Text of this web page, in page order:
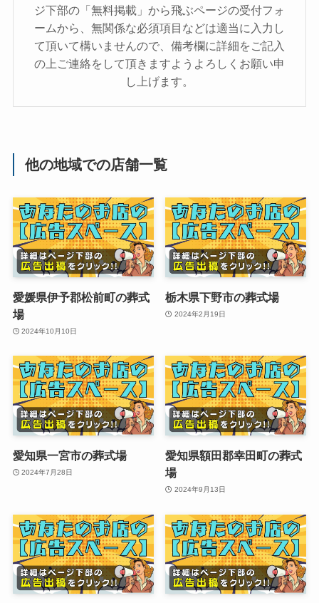
ジ下部の「無料掲載」から飛ぶページの受付フォ
ームから、無関係な必須項目などは適当に入力し
て頂いて構いませんので、備考欄に詳細をご記入
の上ご連絡をして頂きますようよろしくお願い申
し上げます。
他の地域での店舗一覧
愛媛県伊予郡松前町の葬式
場
2024年10月10日
栃木県下野市の葬式場
2024年2月19日
愛知県一宮市の葬式場
2024年7月28日
愛知県額田郡幸田町の葬式
場
2024年9月13日